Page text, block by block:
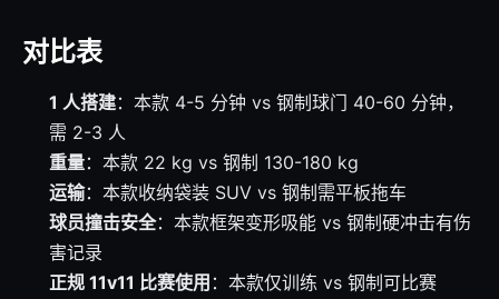
对比表
1 人搭建：本款 4-5 分钟 vs 钢制球门 40-60 分钟，
需 2-3 人
重量：本款 22 kg vs 钢制 130-180 kg
运输：本款收纳袋装 SUV vs 钢制需平板拖车
球员撞击安全：本款框架变形吸能 vs 钢制硬冲击有伤
害记录
正规 11v11 比赛使用 ：本款仅训练 vs 钢制可比赛